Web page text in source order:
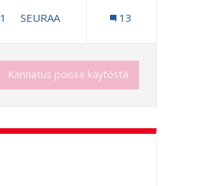
1 1 SEURAAJA
SEURAA 13
Kannatus poissa käytöstä